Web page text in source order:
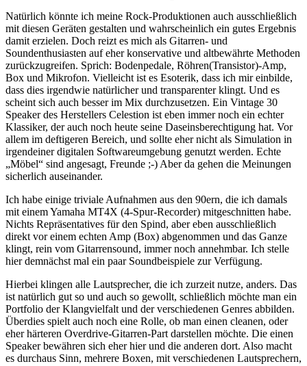
Natürlich könnte ich meine Rock-Produktionen auch ausschließlich
mit diesen Geräten gestalten und wahrscheinlich ein gutes Ergebnis
damit erzielen. Doch reizt es mich als Gitarren- und
Soundenthusiasten auf eher konservative und altbewährte Methoden
zurückzugreifen. Sprich: Bodenpedale, Röhren(Transistor)-Amp,
Box und Mikrofon. Vielleicht ist es Esoterik, dass ich mir einbilde,
dass dies irgendwie natürlicher und transparenter klingt. Und es
scheint sich auch besser im Mix durchzusetzen. Ein Vintage 30
Speaker des Herstellers Celestion ist eben immer noch ein echter
Klassiker, der auch noch heute seine Daseinsberechtigung hat. Vor
allem im deftigeren Bereich, und sollte eher nicht als Simulation in
irgendeiner digitalen Softwareumgebung genutzt werden. Echte
„Möbel“ sind angesagt, Freunde ;-) Aber da gehen die Meinungen
sicherlich auseinander.
Ich habe einige triviale Aufnahmen aus den 90ern, die ich damals
mit einem Yamaha MT4X (4-Spur-Recorder) mitgeschnitten habe.
Nichts Repräsentatives für den Spind, aber eben ausschließlich
direkt vor einem echten Amp (Box) abgenommen und das Ganze
klingt, rein vom Gitarrensound, immer noch annehmbar. Ich stelle
hier demnächst mal ein paar Soundbeispiele zur Verfügung.
Hierbei klingen alle Lautsprecher, die ich zurzeit nutze, anders. Das
ist natürlich gut so und auch so gewollt, schließlich möchte man ein
Portfolio der Klangvielfalt und der verschiedenen Genres abbilden.
Überdies spielt auch noch eine Rolle, ob man einen cleanen, oder
eher härteren Overdrive-Gitarren-Part darstellen möchte. Die einen
Speaker bewähren sich eher hier und die anderen dort. Also macht
es durchaus Sinn, mehrere Boxen, mit verschiedenen Lautsprechern,